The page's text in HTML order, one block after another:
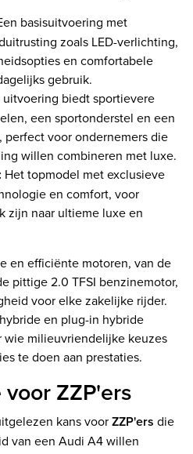
basisuitvoering met
zoals LED-verlichting,
en comfortabele
gebruik.
uitvoering biedt sportievere
een sportonderstel en een
voor ondernemers die
willen combineren met luxe.
Het topmodel met exclusieve
en comfort, voor
zijn naar ultieme luxe en
en efficiënte motoren, van de
pittige 2.0 TFSI benzinemotor,
voor elke zakelijke rijder.
en plug-in hybride
wie milieuvriendelijke keuzes
te doen aan prestaties.
ZZP'ers
kans voorZZP'ers die
van een Audi A4 willen